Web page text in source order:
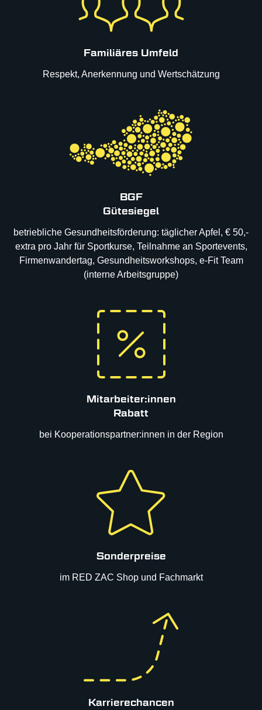
Familiäres Umfeld
Respekt, Anerkennung und Wertschätzung
BGF
Gütesiegel
betriebliche Gesundheitsförderung: täglicher Apfel, € 50,-
extra pro Jahr für Sportkurse, Teilnahme an Sportevents,
Firmenwandertag, Gesundheitsworkshops, e-Fit Team
(interne Arbeitsgruppe)
Mitarbeiter:innen
Rabatt
bei Kooperationspartner:innen in der Region
Sonderpreise
im RED ZAC Shop und Fachmarkt
Karrierechancen